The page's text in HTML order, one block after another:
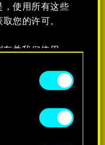
，使用所有这些
您的许可。
有关我们使用
备好继续，请点